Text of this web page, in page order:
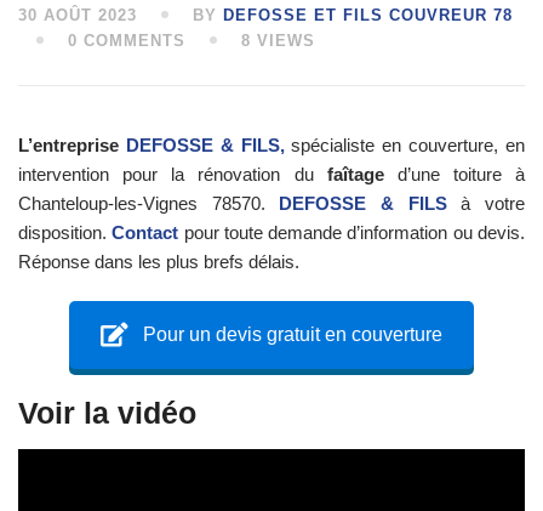
30 AOÛT 2023 BY DEFOSSE ET FILS COUVREUR 78
0 COMMENTS
8 VIEWS
L’entreprise DEFOSSE & FILS,spécialiste en couverture, en
intervention pour la rénovation du faîtaged’une toiture à
Chanteloup-les-Vignes 78570. DEFOSSE & FILSà votre
disposition.Contact pour toute demande d’information ou devis.
Réponse dans les plus brefs délais.
Pour un devis gratuit en couverture
Voir la vidéo